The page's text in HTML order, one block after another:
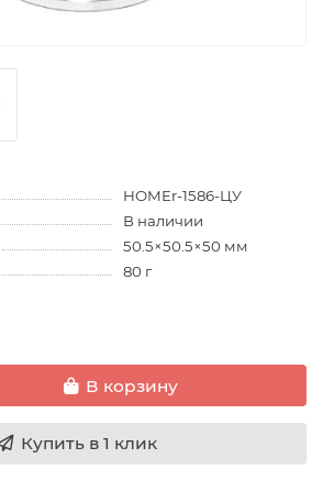
HOMEr-1586-ЦУ
В наличии
50.5×50.5×50 мм
80 г
В корзину
Купить в 1 клик